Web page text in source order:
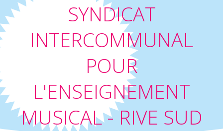
SYNDICAT
INTERCOMMUNAL
POUR
L'ENSEIGNEMENT
MUSICAL - RIVE SUD